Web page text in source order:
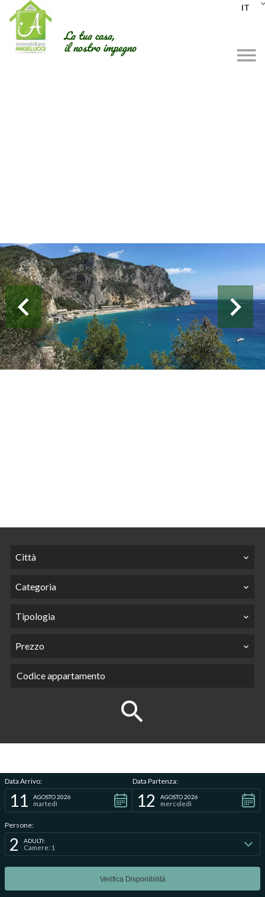
La tua casa,
il nostro impegno
IT
Città
Categoria
Tipologia
Prezzo
Data Arrivo:
11 AGOSTO 2026
martedì
Data Partenza:
12 AGOSTO 2026
mercoledì
Persone:
2 ADULTI:
Camere: 1